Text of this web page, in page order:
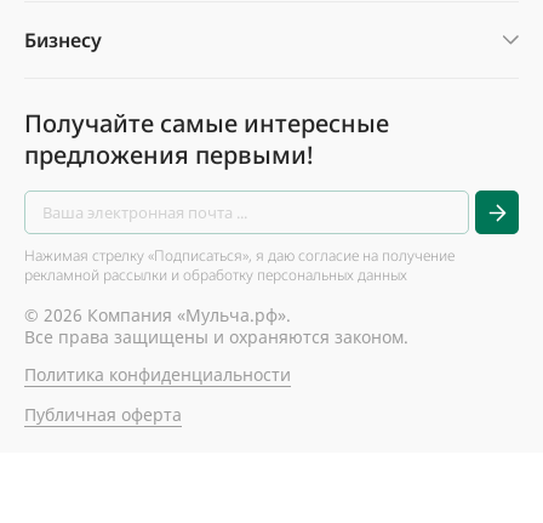
Бизнесу
Получайте самые интересные
предложения первыми!
Нажимая стрелку «Подписаться», я даю согласие на получение
рекламной рассылки и обработку персональных данных
© 2026 Компания «Мульча.рф».
Все права защищены и охраняются законом.
Политика конфиденциальности
Публичная оферта